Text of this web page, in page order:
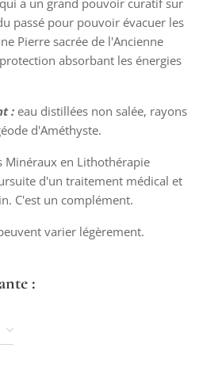
a un grand pouvoir curatif sur
passé pour pouvoir évacuer les
Pierre sacrée de l'Ancienne
absorbant les énergies
: eau distillées non salée, rayons
d'Améthyste.
Minéraux en Lithothérapie
d'un traitement médical et
C'est un complément.
varier légèrement.
: